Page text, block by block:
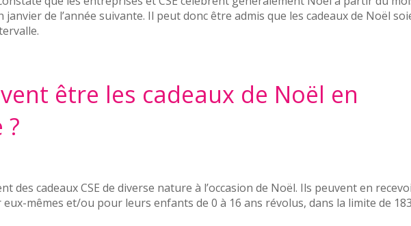
janvier de l’année suivante. Il peut donc être admis que les cadeaux de Noël
être les cadeaux de Noël en
des cadeaux CSE de diverse nature à l’occasion de Noël. Ils peuvent en
mêmes et/ou pour leurs enfants de 0 à 16 ans révolus, dans la limite de